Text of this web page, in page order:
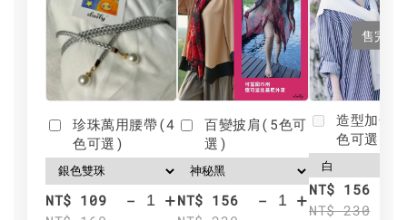
珍珠萬用腰帶(4
色可選)
NT$ 109
- +
百變披肩(5色可
選)
NT$ 156
- +
售完
造型加分
色可選)
NT$ 156
NT$ 230